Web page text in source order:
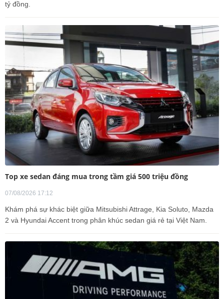
tỷ đồng.
Top xe sedan đáng mua trong tầm giá 500 triệu đồng
07/08/2026 17:12
Khám phá sự khác biệt giữa Mitsubishi Attrage, Kia Soluto, Mazda
2 và Hyundai Accent trong phân khúc sedan giá rẻ tại Việt Nam.